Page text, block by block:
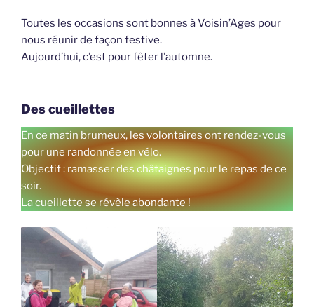
Toutes les occasions sont bonnes à Voisin’Ages pour
nous réunir de façon festive.
Aujourd’hui, c’est pour fêter l’automne.
Des cueillettes
En ce matin brumeux, les volontaires ont rendez-vous
pour une randonnée en vélo.
Objectif : ramasser des châtaignes pour le repas de ce
soir.
La cueillette se révèle abondante !